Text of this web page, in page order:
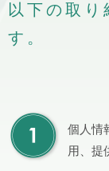
以下の取り
す。
個人情
用、提